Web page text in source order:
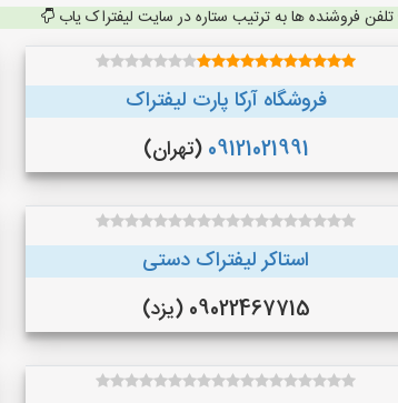
تلفن فروشنده ها به ترتیب ستاره در سایت لیفتراک یاب
فروشگاه آرکا پارت لیفتراک
09121021991 (تهران)
استاکر لیفتراک دستی
09022467715 (یزد)